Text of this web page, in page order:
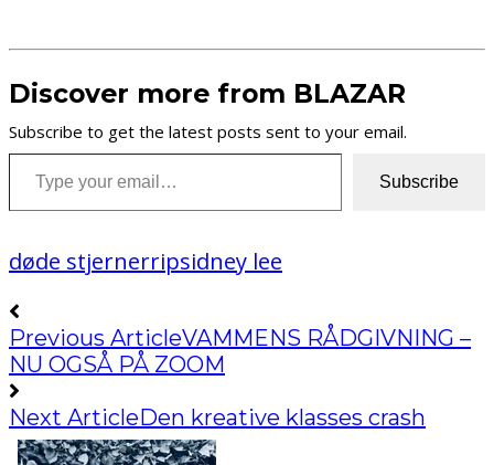
Discover more from BLAZAR
Subscribe to get the latest posts sent to your email.
Type your email…
Subscribe
døde stjernerripsidney lee
Previous ArticleVAMMENS RÅDGIVNING –
NU OGSÅ PÅ ZOOM
Next ArticleDen kreative klasses crash